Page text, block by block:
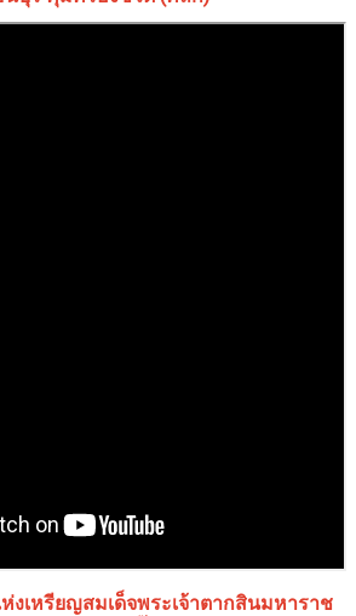
งเหรียญสมเด็จพระเจ้าตากสินมหาราช